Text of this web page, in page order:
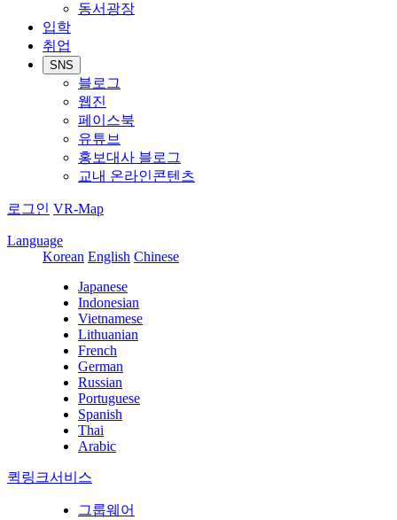
동서광장
입학
취업
SNS
블로그
웹진
페이스북
유튜브
홍보대사 블로그
교내 온라인콘텐츠
로그인 VR-Map
Language
Korean English Chinese
Japanese
Indonesian
Vietnamese
Lithuanian
French
German
Russian
Portuguese
Spanish
Thai
Arabic
퀵링크서비스
그룹웨어